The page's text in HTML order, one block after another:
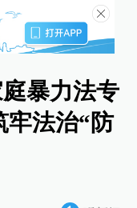
暴力法专
牢法治“防